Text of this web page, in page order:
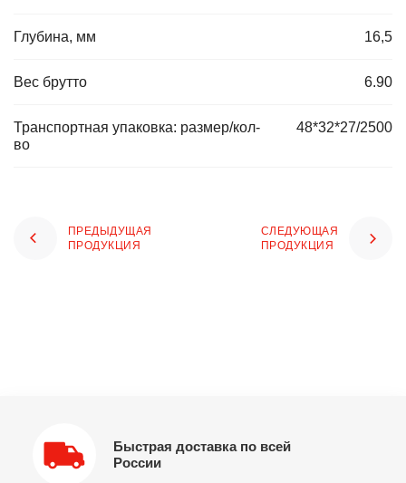
Глубина, мм 16,5
Вес брутто 6.90
Транспортная упаковка: размер/кол-
во
48*32*27/2500
ПРЕДЫДУЩАЯ
ПРОДУКЦИЯ
СЛЕДУЮЩАЯ
ПРОДУКЦИЯ
Быстрая доставка по всей
России